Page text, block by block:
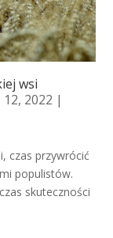
wsi
2022 |
czas przywrócić
populistów.
skuteczności